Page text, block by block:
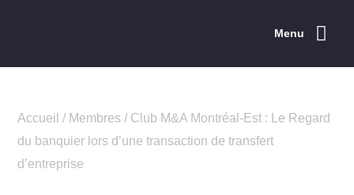
Menu
Accueil / Membres / Club M&A Montréal-Est : Le Regard
du banquier lors d’une transaction de transfert
d’entreprise